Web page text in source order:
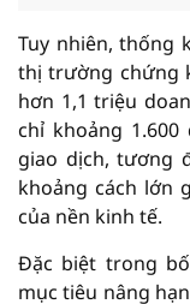
Tuy nhiên, thống
thị trường chứng
hơn 1,1 triệu
chỉ khoảng
giao dịch, tương
khoảng cách lớn
của nền kinh tế.
Đặc biệt trong
mục tiêu nâng